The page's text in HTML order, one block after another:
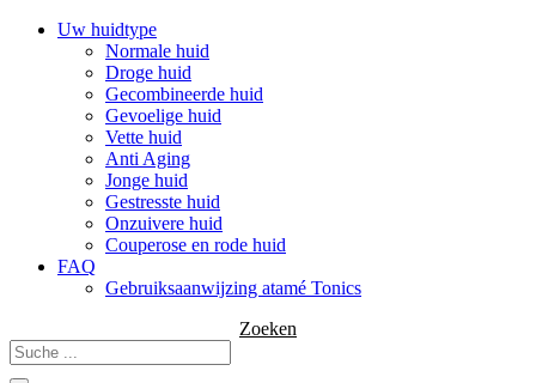
Uw huidtype
Normale huid
Droge huid
Gecombineerde huid
Gevoelige huid
Vette huid
Anti Aging
Jonge huid
Gestresste huid
Onzuivere huid
Couperose en rode huid
FAQ
Gebruiksaanwijzing atamé Tonics
Zoeken
Search
...